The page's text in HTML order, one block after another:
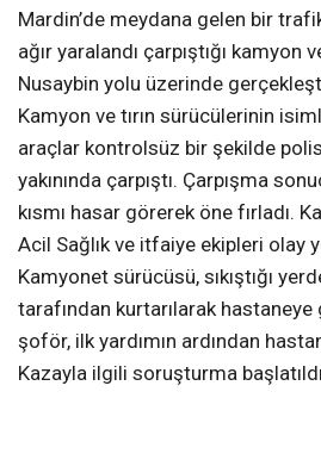
Mardin’de meydana gelen bir
ağır yaralandı çarpıştığı kamyon
Nusaybin yolu üzerinde
Kamyon ve tırın sürücülerinin
araçlar kontrolsüz bir şekilde
yakınında çarpıştı. Çarpışma
kısmı hasar görerek öne fırladı.
Acil Sağlık ve itfaiye ekipleri olay
Kamyonet sürücüsü, sıkıştığı
tarafından kurtarılarak hastaneye
şoför, ilk yardımın ardından
Kazayla ilgili soruşturma